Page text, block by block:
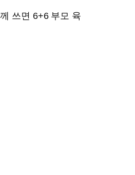
쓰면 6+6 부모 육